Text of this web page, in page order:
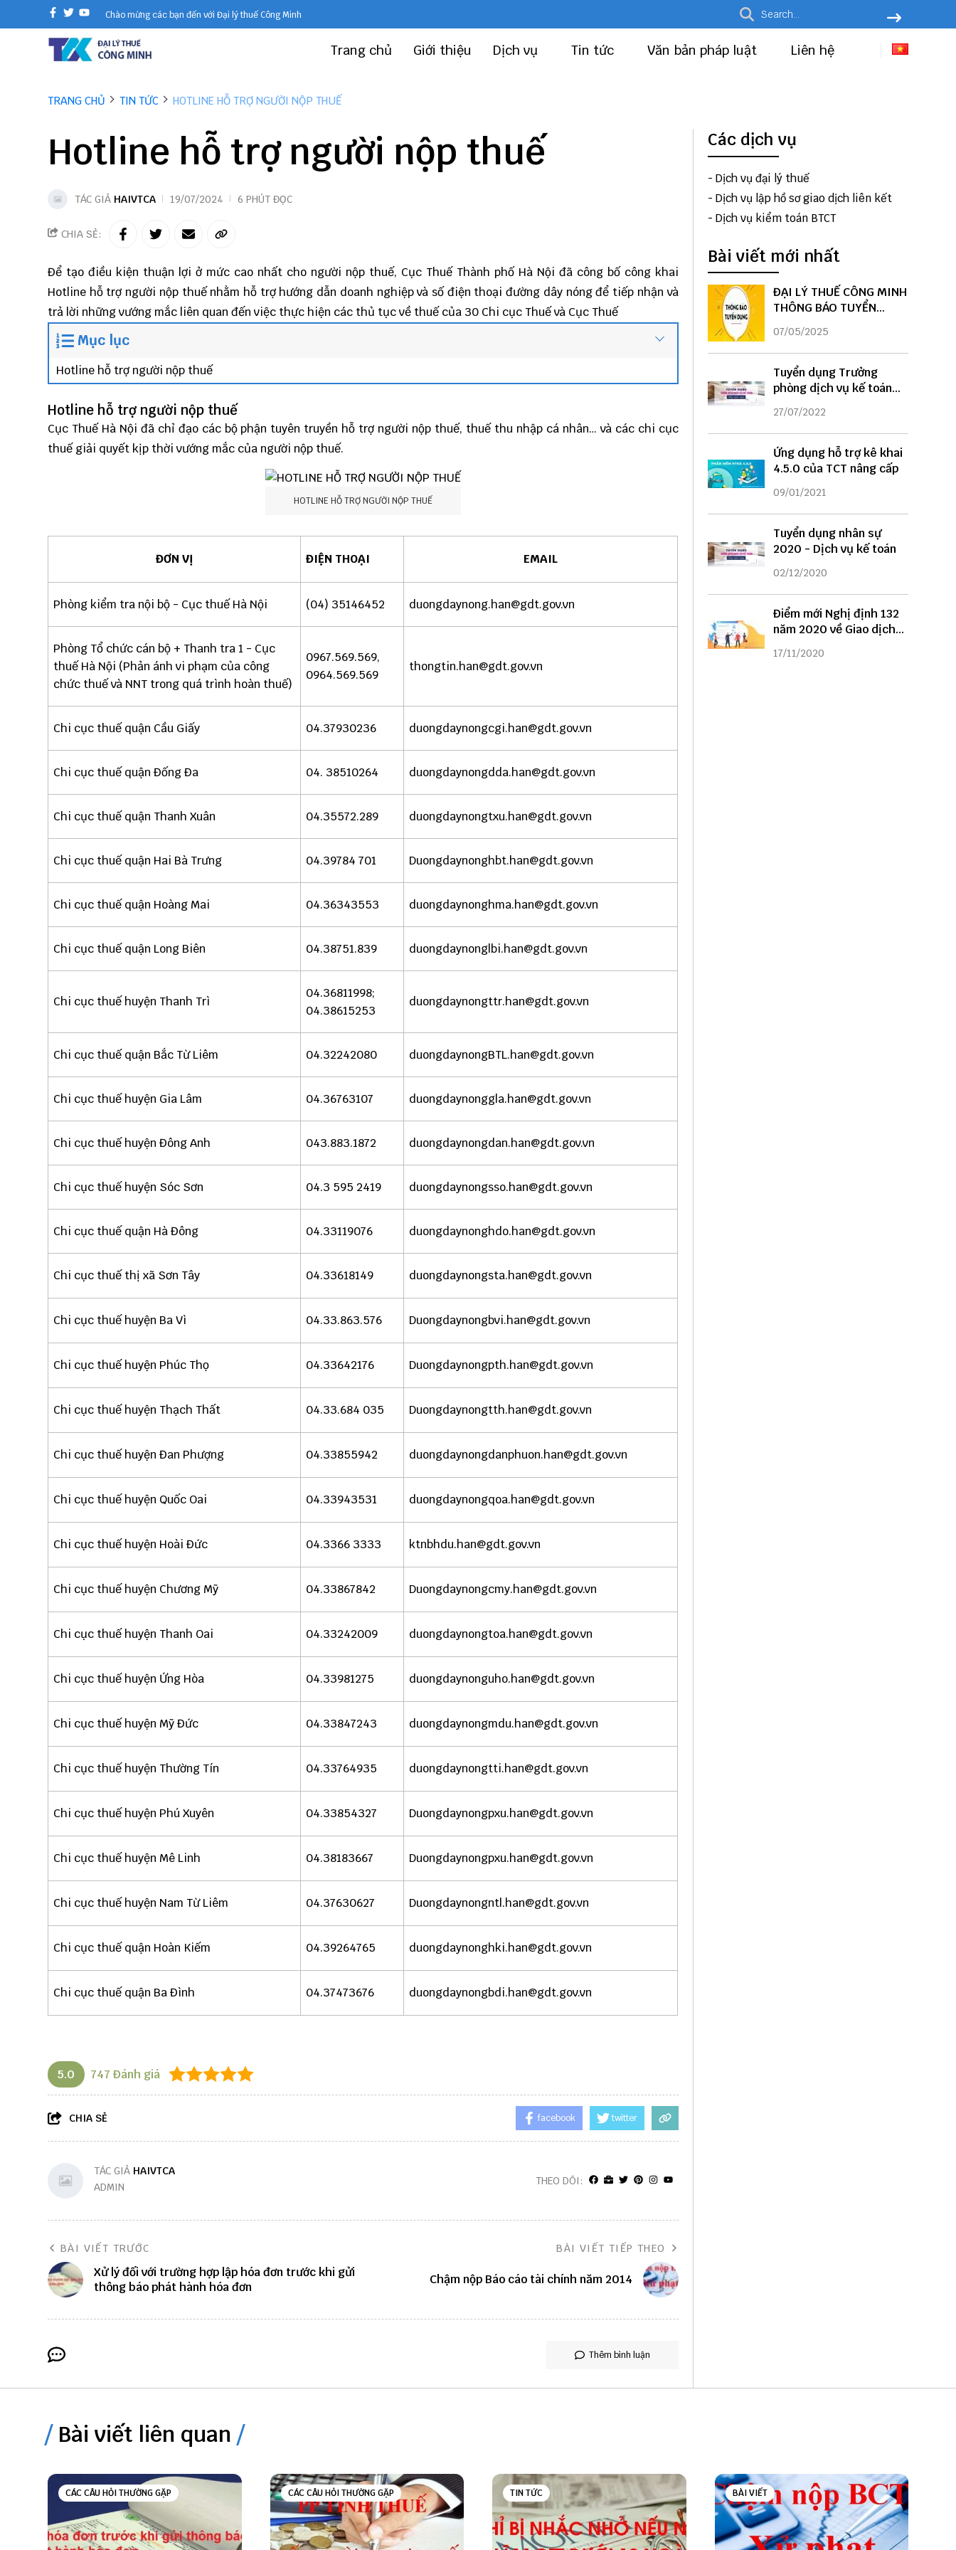
Chào mừng các bạn đến với Đại lý thuế Công Minh
Trang chủ Giới thiệu Dịch vụ Tin tức Văn bản pháp luật Liên hệ
TRANG CHỦ TIN TỨC HOTLINE HỖ TRỢ NGƯỜI NỘP THUẾ
Hotline hỗ trợ người nộp thuế
TÁC GIẢ HAIVTCA 19/07/2024 6 PHÚT ĐỌC
CHIA SẺ:
Để tạo điều kiện thuận lợi ở mức cao nhất cho người nộp thuế, Cục Thuế Thành phố Hà Nội đã công bố công khai
Hotline hỗ trợ người nộp thuế nhằm hỗ trợ hướng dẫn doanh nghiệp và số điện thoại đường dây nóng để tiếp nhận và
trả lời những vướng mắc liên quan đến việc thực hiện các thủ tục về thuế của 30 Chi cục Thuế và Cục Thuế
Mục lục
Hotline hỗ trợ người nộp thuế
Hotline hỗ trợ người nộp thuế
Cục Thuế Hà Nội đã chỉ đạo các bộ phận tuyên truyền hỗ trợ người nộp thuế, thuế thu nhập cá nhân… và các chi cục
thuế giải quyết kịp thời vướng mắc của người nộp thuế.
HOTLINE HỖ TRỢ NGƯỜI NỘP THUẾ
ĐƠN VỊ ĐIỆN THOẠI EMAIL
Phòng kiểm tra nội bộ - Cục thuế Hà Nội (04) 35146452 duongdaynong.han@gdt.gov.vn
Phòng Tổ chức cán bộ + Thanh tra 1 - Cục
thuế Hà Nội (Phản ánh vi phạm của công
chức thuế và NNT trong quá trình hoàn thuế)
0967.569.569,
0964.569.569
thongtin.han@gdt.gov.vn
Chi cục thuế quận Cầu Giấy 04.37930236 duongdaynongcgi.han@gdt.gov.vn
Chi cục thuế quận Đống Đa 04. 38510264 duongdaynongdda.han@gdt.gov.vn
Chi cục thuế quận Thanh Xuân 04.35572.289 duongdaynongtxu.han@gdt.gov.vn
Chi cục thuế quận Hai Bà Trưng 04.39784 701 Duongdaynonghbt.han@gdt.gov.vn
Chi cục thuế quận Hoàng Mai 04.36343553 duongdaynonghma.han@gdt.gov.vn
Chi cục thuế quận Long Biên 04.38751.839 duongdaynonglbi.han@gdt.gov.vn
Chi cục thuế huyện Thanh Trì
04.36811998;
04.38615253
duongdaynongttr.han@gdt.gov.vn
Chi cục thuế quận Bắc Từ Liêm 04.32242080 duongdaynongBTL.han@gdt.gov.vn
Chi cục thuế huyện Gia Lâm 04.36763107 duongdaynonggla.han@gdt.gov.vn
Chi cục thuế huyện Đông Anh 043.883.1872 duongdaynongdan.han@gdt.gov.vn
Chi cục thuế huyện Sóc Sơn 04.3 595 2419 duongdaynongsso.han@gdt.gov.vn
Chi cục thuế quận Hà Đông 04.33119076 duongdaynonghdo.han@gdt.gov.vn
Chi cục thuế thị xã Sơn Tây 04.33618149 duongdaynongsta.han@gdt.gov.vn
Chi cục thuế huyện Ba Vì 04.33.863.576 Duongdaynongbvi.han@gdt.gov.vn
Chi cục thuế huyện Phúc Thọ 04.33642176 Duongdaynongpth.han@gdt.gov.vn
Chi cục thuế huyện Thạch Thất 04.33.684 035 Duongdaynongtth.han@gdt.gov.vn
Chi cục thuế huyện Đan Phượng 04.33855942 duongdaynongdanphuon.han@gdt.gov.vn
Chi cục thuế huyện Quốc Oai 04.33943531 duongdaynongqoa.han@gdt.gov.vn
Chi cục thuế huyện Hoài Đức 04.3366 3333 ktnbhdu.han@gdt.gov.vn
Chi cục thuế huyện Chương Mỹ 04.33867842 Duongdaynongcmy.han@gdt.gov.vn
Chi cục thuế huyện Thanh Oai 04.33242009 duongdaynongtoa.han@gdt.gov.vn
Chi cục thuế huyện Ứng Hòa 04.33981275 duongdaynonguho.han@gdt.gov.vn
Chi cục thuế huyện Mỹ Đức 04.33847243 duongdaynongmdu.han@gdt.gov.vn
Chi cục thuế huyện Thường Tín 04.33764935 duongdaynongtti.han@gdt.gov.vn
Chi cục thuế huyện Phú Xuyên 04.33854327 Duongdaynongpxu.han@gdt.gov.vn
Chi cục thuế huyện Mê Linh 04.38183667 Duongdaynongpxu.han@gdt.gov.vn
Chi cục thuế huyện Nam Từ Liêm 04.37630627 Duongdaynongntl.han@gdt.gov.vn
Chi cục thuế quận Hoàn Kiếm 04.39264765 duongdaynonghki.han@gdt.gov.vn
Chi cục thuế quận Ba Đình 04.37473676 duongdaynongbdi.han@gdt.gov.vn
5.0 747 Đánh giá
CHIA SẺ facebook twitter
TÁC GIẢ HAIVTCA
ADMIN
THEO DÕI:
BÀI VIẾT TRƯỚC
Xử lý đối với trường hợp lập hóa đơn trước khi gửi
thông báo phát hành hóa đơn
BÀI VIẾT TIẾP THEO
Chậm nộp Báo cáo tài chính năm 2014
Thêm bình luận
Các dịch vụ
- Dịch vụ đại lý thuế
- Dịch vụ lập hồ sơ giao dịch liên kết
- Dịch vụ kiểm toán BTCT
Bài viết mới nhất
ĐẠI LÝ THUẾ CÔNG MINH
THÔNG BÁO TUYỂN
DỤNG
07/05/2025
Tuyển dụng Trưởng
phòng dịch vụ kế toán
năm 2022
27/07/2022
Ứng dụng hỗ trợ kê khai
4.5.0 của TCT nâng cấp
09/01/2021
Tuyển dụng nhân sự
2020 - Dịch vụ kế toán
02/12/2020
Điểm mới Nghị định 132
năm 2020 về Giao dịch
liên kết
17/11/2020
Bài viết liên quan
CÁC CÂU HỎI THƯỜNG GẶP CÁC CÂU HỎI THƯỜNG GẶP TIN TỨC BÀI VIẾT